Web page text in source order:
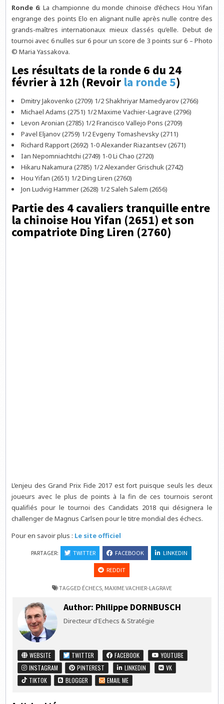
Ronde 6: La championne du monde chinoise d’échecs Hou Yifan
engrange des points Elo en alignant nulle après nulle contre des
grands-maîtres internationaux mieux classés qu’elle. Debut de
tournoi avec 6 nulles sur 6 pour un score de 3 points sur 6 – Photo
© Maria Yassakova.
Les résultats de la ronde 6 du 24
février à 12h (Revoir la ronde 5)
Dmitry Jakovenko (2709) 1/2 Shakhriyar Mamedyarov (2766)
Michael Adams (2751) 1/2 Maxime Vachier-Lagrave (2796)
Levon Aronian (2785) 1/2 Francisco Vallejo Pons (2709)
Pavel Eljanov (2759) 1/2 Evgeny Tomashevsky (2711)
Richard Rapport (2692) 1-0 Alexander Riazantsev (2671)
Ian Nepomniachtchi (2749) 1-0 Li Chao (2720)
Hikaru Nakamura (2785) 1/2 Alexander Grischuk (2742)
Hou Yifan (2651) 1/2 Ding Liren (2760)
Jon Ludvig Hammer (2628) 1/2 Saleh Salem (2656)
Partie des 4 cavaliers tranquille entre
la chinoise Hou Yifan (2651) et son
compatriote Ding Liren (2760)
L’enjeu des Grand Prix Fide 2017 est fort puisque seuls les deux
joueurs avec le plus de points à la fin de ces tournois seront
qualifiés pour le tournoi des Candidats 2018 qui désignera le
challenger de Magnus Carlsen pour le titre mondial des échecs.
Pour en savoir plus : Le site officiel
PARTAGER: TWITTER FACEBOOK LINKEDIN
REDDIT
TAGGED ÉCHECS, MAXIME VACHIER-LAGRAVE
Author: Philippe DORNBUSCH
Directeur d'Echecs & Stratégie
WEBSITE TWITTER FACEBOOK
YOUTUBE
INSTAGRAM
PINTEREST LINKEDIN
VK
TIKTOK
BLOGGER EMAIL ME